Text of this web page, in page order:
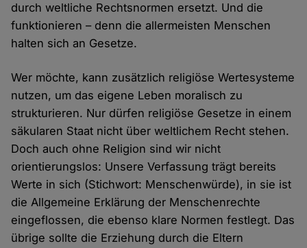
durch weltliche Rechtsnormen ersetzt. Und die
funktionieren – denn die allermeisten Menschen
halten sich an Gesetze.
Wer möchte, kann zusätzlich religiöse Wertesysteme
nutzen, um das eigene Leben moralisch zu
strukturieren. Nur dürfen religiöse Gesetze in einem
säkularen Staat nicht über weltlichem Recht stehen.
Doch auch ohne Religion sind wir nicht
orientierungslos: Unsere Verfassung trägt bereits
Werte in sich (Stichwort: Menschenwürde), in sie ist
die Allgemeine Erklärung der Menschenrechte
eingeflossen, die ebenso klare Normen festlegt. Das
übrige sollte die Erziehung durch die Eltern